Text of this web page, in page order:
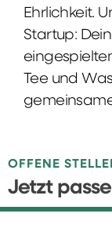
Ehrlichkeit.
Startup:
Tee und
OFFENE
Jetzt